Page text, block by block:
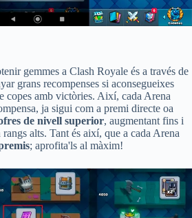
gemmes a Clash Royale és a través de
grans recompenses si aconsegueixes
copes amb victòries. Així, cada Arena
ja sigui com a premi directe oa
de nivell superior, augmentant fins i
alts. Tant és així, que a cada Arena
; aprofita'ls al màxim!